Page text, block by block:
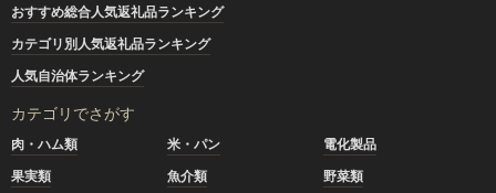
おすすめ総合人気返礼品ランキング
カテゴリ別人気返礼品ランキング
人気自治体ランキング
カテゴリでさがす
肉・ハム類 米・パン
電化製品
果実類
魚介類
野菜類